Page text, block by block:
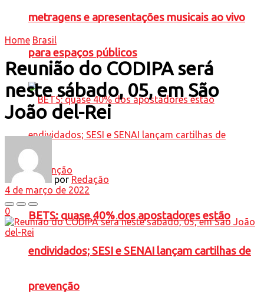
metragens e apresentações musicais ao vivo
para espaços públicos
BETS: quase 40% dos apostadores estão
endividados; SESI e SENAI lançam cartilhas de
prevenção
Home Brasil
Reunião do CODIPA será
neste sábado, 05, em São
João del-Rei
por Redação
4 de março de 2022
0